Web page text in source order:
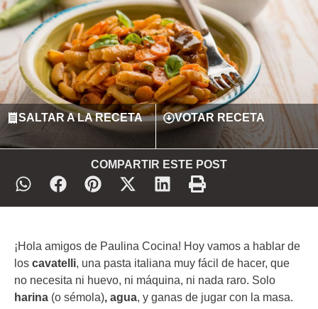
SALTAR A LA RECETA VOTAR RECETA
COMPARTIR ESTE POST
¡Hola amigos de Paulina Cocina! Hoy vamos a hablar de
los cavatelli, una pasta italiana muy fácil de hacer, que
no necesita ni huevo, ni máquina, ni nada raro. Solo
harina (o sémola), agua, y ganas de jugar con la masa.